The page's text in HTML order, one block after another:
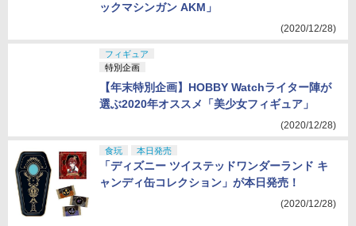
ックマシンガン AKM」
(2020/12/28)
フィギュア
特別企画
【年末特別企画】HOBBY Watchライター陣が
選ぶ2020年オススメ「美少女フィギュア」
(2020/12/28)
食玩 本日発売
「ディズニー ツイステッドワンダーランド キ
ャンディ缶コレクション」が本日発売！
(2020/12/28)